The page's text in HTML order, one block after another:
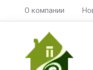
О компании